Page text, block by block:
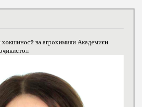
ва агрохимияи Академияи